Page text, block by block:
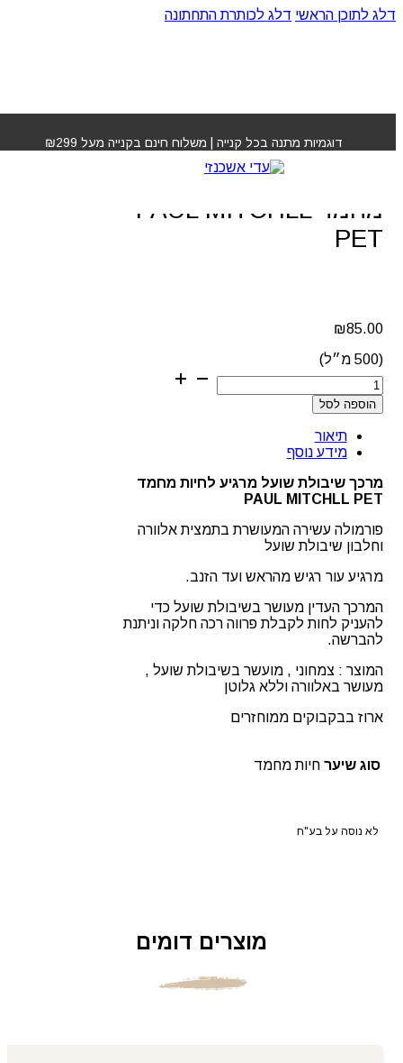
דלג לתוכן הראשי דלג לכותרת התחתונה
דוגמיות מתנה בכל קנייה | משלוח חינם בקנייה מעל ₪299
MITCHLL PET
מרכך שיבולת שועל לחיות
מחמד PAUL MITCHLL
PET
₪85.00
(500 מ״ל)
כמות
של
מרכך
שועל
לחיות
PAUL
MITCHLL
הוספה לסל
תיאור
מידע נוסף
מרכך שיבולת שועל מרגיע לחיות מחמד
PAUL MITCHLL PET
פורמולה עשירה המעושרת בתמצית אלוורה
וחלבון שיבולת שועל
מרגיע עור רגיש מהראש ועד הזנב.
המרכך העדין מעושר בשיבולת שועל כדי
להעניק לחות לקבלת פרווה רכה חלקה וניתנת
להברשה.
המוצר : צמחוני , מועשר בשיבולת שועל ,
מעושר באלוורה וללא גלוטן
ארוז בבקבוקים ממוחזרים
סוג שיער חיות מחמד
לא נוסה על בע"ח
מוצרים דומים